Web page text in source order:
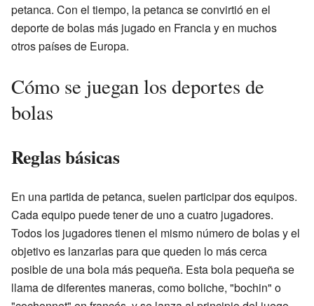
petanca. Con el tiempo, la petanca se convirtió en el
deporte de bolas más jugado en Francia y en muchos
otros países de Europa.
Cómo se juegan los deportes de
bolas
Reglas básicas
En una partida de petanca, suelen participar dos equipos.
Cada equipo puede tener de uno a cuatro jugadores.
Todos los jugadores tienen el mismo número de bolas y el
objetivo es lanzarlas para que queden lo más cerca
posible de una bola más pequeña. Esta bola pequeña se
llama de diferentes maneras, como boliche, "bochin" o